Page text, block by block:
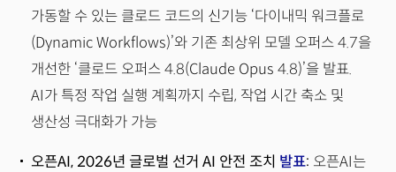
가동할 수 있는 클로드 코드의 신기능 ‘다이내믹 워크플로
(Dynamic Workflows)’와 기존 최상위 모델 오퍼스 4.7을
개선한 ‘클로드 오퍼스 4.8(Claude Opus 4.8)’을 발표.
AI가 특정 작업 실행 계획까지 수립, 작업 시간 축소 및
생산성 극대화가 가능
오픈AI, 2026년 글로벌 선거 AI 안전 조치 발표: 오픈AI는